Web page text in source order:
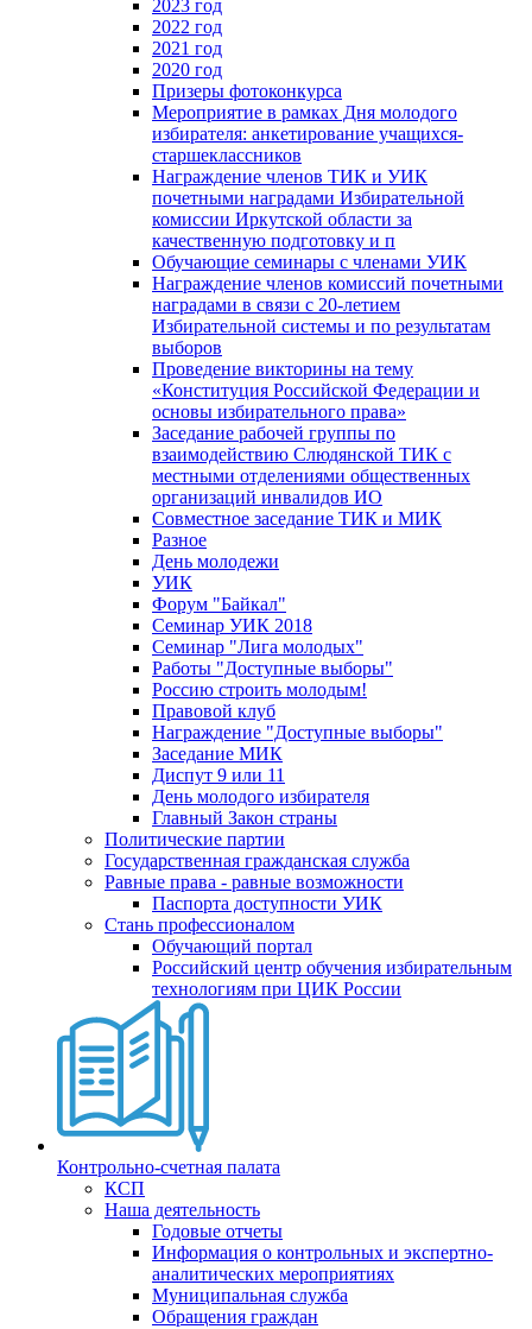
2023 год
2022 год
2021 год
2020 год
Призеры фотоконкурса
Мероприятие в рамках Дня молодого
избирателя: анкетирование учащихся-
старшеклассников
Награждение членов ТИК и УИК
почетными наградами Избирательной
комиссии Иркутской области за
качественную подготовку и п
Обучающие семинары с членами УИК
Награждение членов комиссий почетными
наградами в связи с 20-летием
Избирательной системы и по результатам
выборов
Проведение викторины на тему
«Конституция Российской Федерации и
основы избирательного права»
Заседание рабочей группы по
взаимодействию Слюдянской ТИК с
местными отделениями общественных
организаций инвалидов ИО
Совместное заседание ТИК и МИК
Разное
День молодежи
УИК
Форум "Байкал"
Семинар УИК 2018
Семинар "Лига молодых"
Работы "Доступные выборы"
Россию строить молодым!
Правовой клуб
Награждение "Доступные выборы"
Заседание МИК
Диспут 9 или 11
День молодого избирателя
Главный Закон страны
Политические партии
Государственная гражданская служба
Равные права - равные возможности
Паспорта доступности УИК
Стань профессионалом
Обучающий портал
Российский центр обучения избирательным
технологиям при ЦИК России
Контрольно-счетная палата
КСП
Наша деятельность
Годовые отчеты
Информация о контрольных и экспертно-
аналитических мероприятиях
Муниципальная служба
Обращения граждан